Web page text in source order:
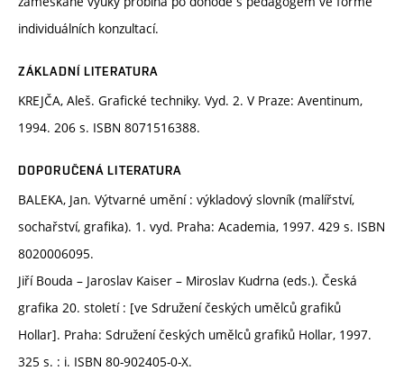
individuálních konzultací.
ZÁKLADNÍ LITERATURA
KREJČA, Aleš. Grafické techniky. Vyd. 2. V Praze: Aventinum,
1994. 206 s. ISBN 8071516388.
DOPORUČENÁ LITERATURA
BALEKA, Jan. Výtvarné umění : výkladový slovník (malířství,
sochařství, grafika). 1. vyd. Praha: Academia, 1997. 429 s. ISBN
8020006095.
Jiří Bouda – Jaroslav Kaiser – Miroslav Kudrna (eds.). Česká
grafika 20. století : [ve Sdružení českých umělců grafiků
Hollar]. Praha: Sdružení českých umělců grafiků Hollar, 1997.
325 s. : i. ISBN 80-902405-0-X.